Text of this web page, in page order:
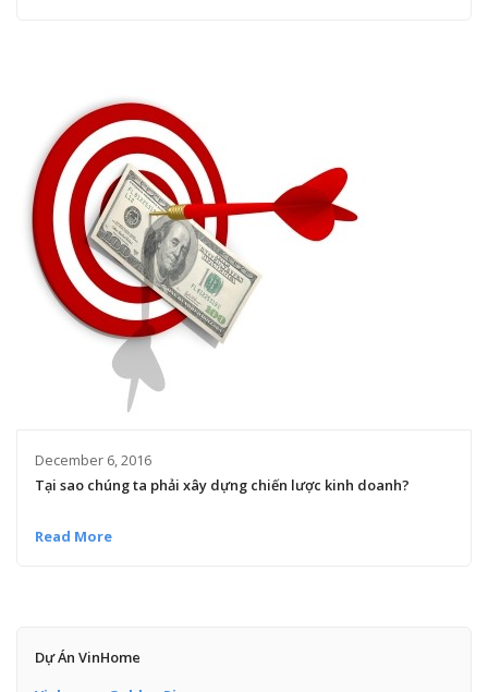
December 6, 2016
Tại sao chúng ta phải xây dựng chiến lược kinh doanh?
Read More
Dự Án VinHome